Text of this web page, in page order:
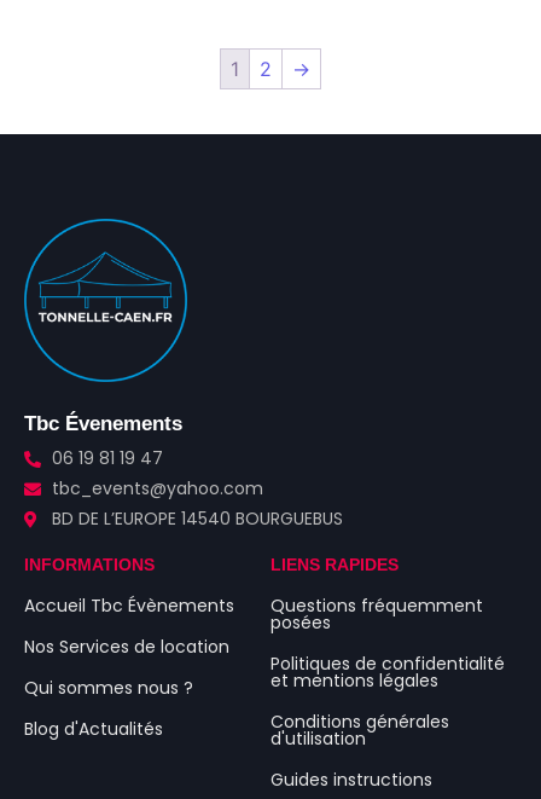
1 2 →
Tbc Évenements
06 19 81 19 47
tbc_events@yahoo.com
BD DE L’EUROPE 14540 BOURGUEBUS
INFORMATIONS
Accueil Tbc Évènements
Nos Services de location
Qui sommes nous ?
Blog d'Actualités
LIENS RAPIDES
Questions fréquemment
posées
Politiques de confidentialité
et mentions légales
Conditions générales
d'utilisation
Guides instructions